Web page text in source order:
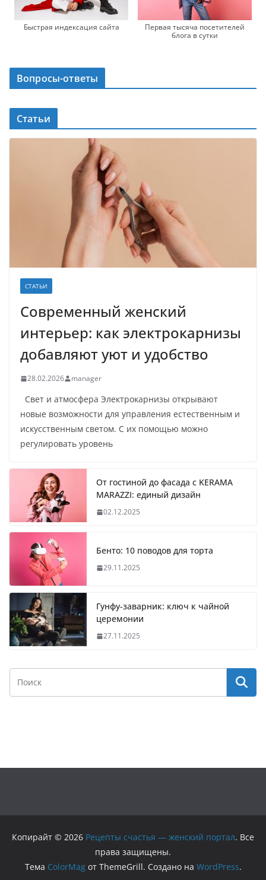
Быстрая индексация сайта
Первая тысяча посетителей
блога в сутки
Вопросы-ответы
Статьи
СТАТЬИ
Современный женский
интерьер: как электрокарнизы
добавляют уют и удобство
28.02.2026 manager
Свет и атмосфера Электрокарнизы открывают
новые возможности для управления естественным и
искусственным светом. С их помощью можно
регулировать уровень
От гостиной до фасада с KERAMA
MARAZZI: единый дизайн
02.12.2025
Бенто: 10 поводов для торта
29.11.2025
Гунфу-заварник: ключ к чайной
церемонии
27.11.2025
Копирайт © 2026 Рецепты счастья — женский портал. Все
права защищены.
Тема ColorMagот ThemeGrill. Создано на WordPress.